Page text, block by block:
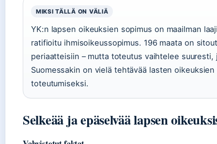
MIKSI TÄLLÄ ON VÄLIÄ
YK:n lapsen oikeuksien sopimus on maailman
ratifioitu ihmisoikeussopimus. 196 maata on
periaatteisiin – mutta toteutus vaihtelee suuresti,
Suomessakin on vielä tehtävää lasten oikeuksien
toteutumiseksi.
Selkeää ja epäselvää lapsen